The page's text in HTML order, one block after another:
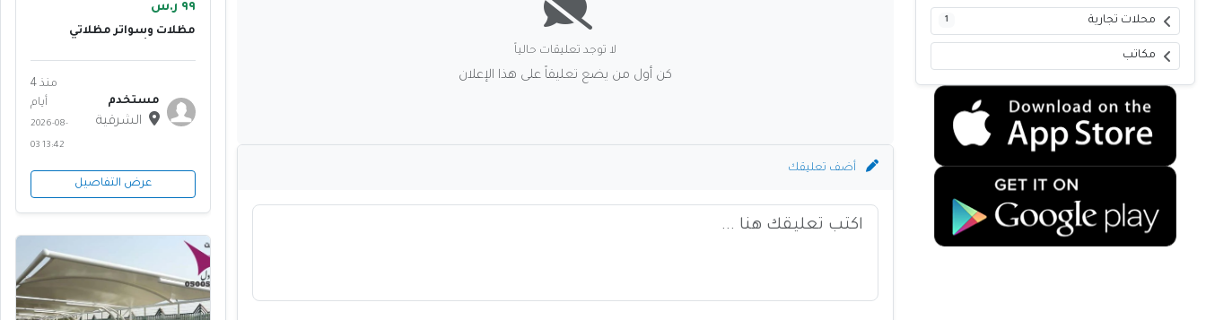
محلات تجارية 1
مكاتب لا توجد تعليقات حالياً
كن أول من يضع تعليقاً على هذا الإعلان
أضف تعليقك
٩٩ ر.س
مظلات وسواتر مظلاتي
متخصصة
مستخدم
الشرقية
منذ 4
أيام
2026-08-
03 13:42
عرض التفاصيل